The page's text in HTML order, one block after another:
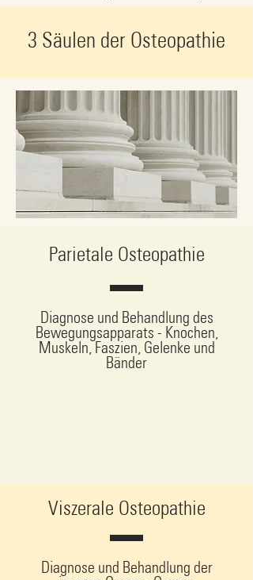
3 Säulen der Osteopathie
Parietale Osteopathie
Diagnose und Behandlung des
Bewegungsapparats - Knochen,
Muskeln, Faszien, Gelenke und
Bänder
Viszerale Osteopathie
Diagnose und Behandlung der